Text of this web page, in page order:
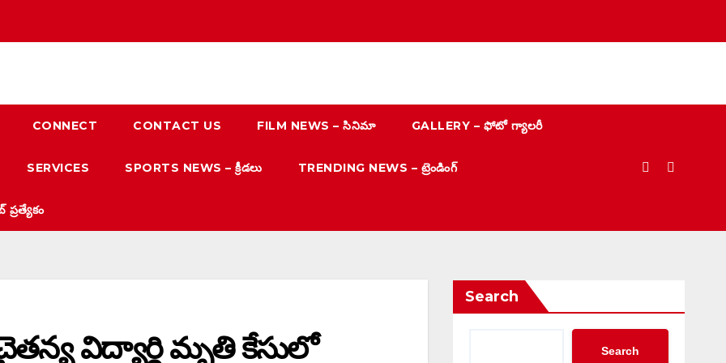
CONNECT CONTACT US FILM NEWS – సినిమా GALLERY – ఫోటో గ్యాలరీ
SERVICES SPORTS NEWS – క్రీడలు TRENDING NEWS – ట్రెండింగ్
విద్యార్థి మృతి కేసులో
Search
Search